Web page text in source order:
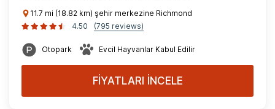
11.7 mi (18.82 km) şehir merkezine Richmond
4.50
(795 reviews)
Otopark Evcil Hayvanlar Kabul Edilir
FİYATLARI İNCELE